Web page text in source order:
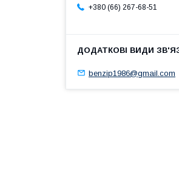
+380 (66) 267-68-51
benzip1986@gmail.com